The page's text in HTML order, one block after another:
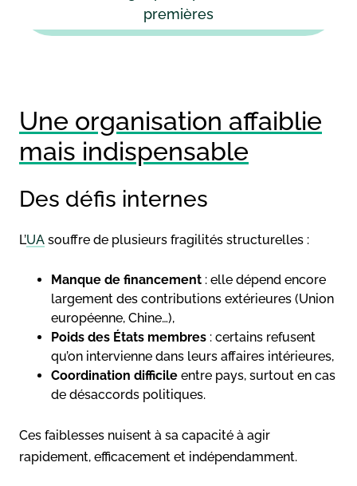
premières
Une organisation affaiblie
mais indispensable
Des défis internes
L’UA souffre de plusieurs fragilités structurelles :
Manque de financement : elle dépend encore
largement des contributions extérieures (Union
européenne, Chine…),
Poids des États membres : certains refusent
qu’on intervienne dans leurs affaires intérieures,
Coordination difficile entre pays, surtout en cas
de désaccords politiques.
Ces faiblesses nuisent à sa capacité à agir
rapidement, efficacement et indépendamment.